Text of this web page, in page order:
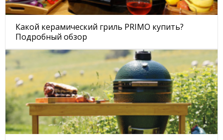
Какой керамический гриль PRIMO купить?
Подробный обзор